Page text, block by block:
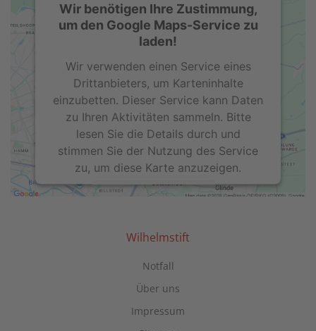
Wir benötigen Ihre Zustimmung,
um den Google Maps-Service zu
laden!
Wir verwenden einen Service eines
Drittanbieters, um Karteninhalte
einzubetten. Dieser Service kann Daten
zu Ihren Aktivitäten sammeln. Bitte
lesen Sie die Details durch und
stimmen Sie der Nutzung des Service
zu, um diese Karte anzuzeigen.
Mehr Informationen
Akzeptieren
Management Platform
Wilhelmstift
Notfall
Über uns
Impressum